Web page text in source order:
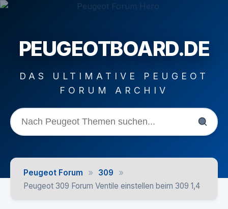
PEUGEOTBOARD.DE
DAS ULTIMATIVE PEUGEOT
FORUM ARCHIV
Peugeot Forum » 309 »
Peugeot 309 Forum Ventile einstellen beim 309 1,4